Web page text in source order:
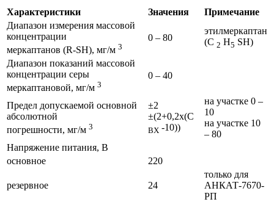
Характеристики Значения
Примечание
Диапазон измерения массовой
концентрации
меркаптанов (R-SH), мг/м 3
0 – 80
этилмеркаптан
(C 2 H5 SH)
Диапазон показаний массовой
концентрации серы
меркаптановой, мг/м 3
0 – 40
Предел допускаемой основной
абсолютной
погрешности, мг/м 3
±2
±(2+0,2х(С
ВХ -10))
на участке 0 –
10
на участке 10
– 80
Напряжение питания, В
основное
220
резервное 24
только для
АНКАТ-7670-
РП